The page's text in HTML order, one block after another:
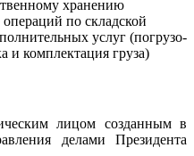
хранению
по складской
услуг (погрузо-
и комплектация груза)
лицом созданным в
делами Президента